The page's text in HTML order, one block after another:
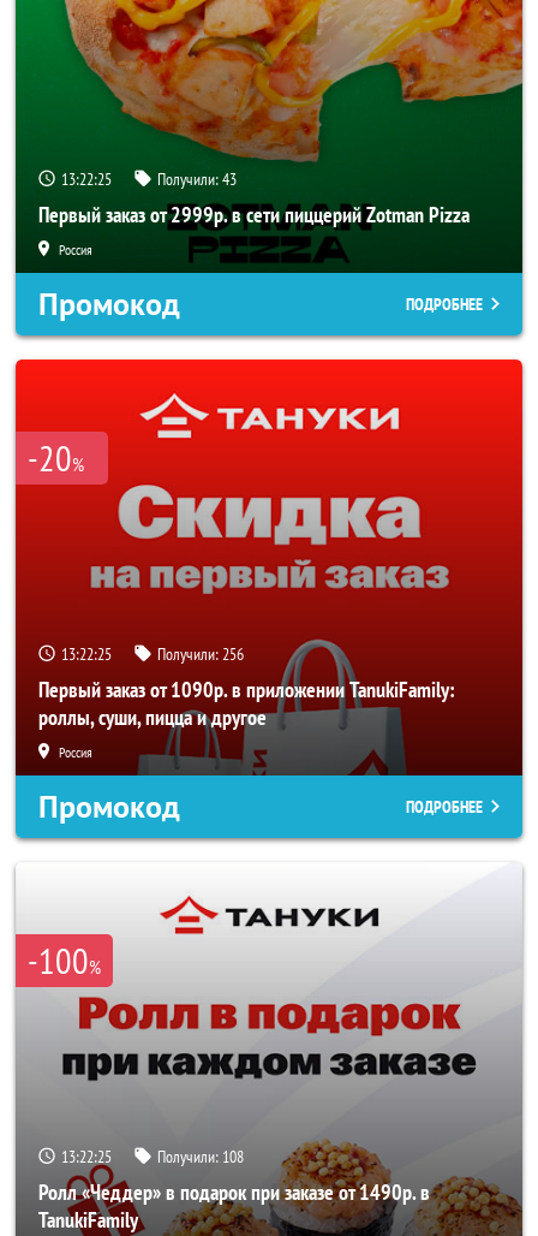
13:22:25 Получили:43
Первый заказ от 2999р. в сети пиццерий Zotman Pizza
Россия
Промокод ПОДРОБНЕЕ
-20%
13:22:25 Получили:256
Первый заказ от 1090р. в приложении TanukiFamily:
роллы, суши, пицца и другое
Россия
Промокод ПОДРОБНЕЕ
-100%
13:22:25 Получили: 108
Ролл «Чеддер» в подарок при заказе от 1490р. в
TanukiFamily